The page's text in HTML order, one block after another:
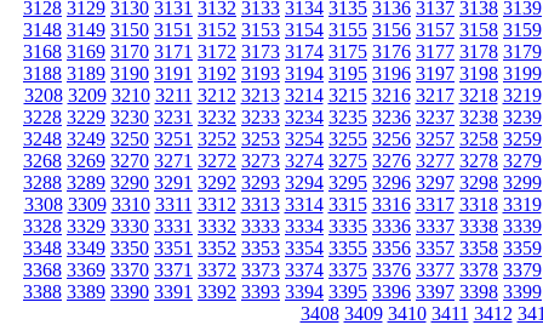
3128 3129 3130 3131 3132 3133 3134 3135 3136 3137 3138 3139
3148 3149 3150 3151 3152 3153 3154 3155 3156 3157 3158 3159
3168 3169 3170 3171 3172 3173 3174 3175 3176 3177 3178 3179
3188 3189 3190 3191 3192 3193 3194 3195 3196 3197 3198 3199
3208 3209 3210 3211 3212 3213 3214 3215 3216 3217 3218 3219
3228 3229 3230 3231 3232 3233 3234 3235 3236 3237 3238 3239
3248 3249 3250 3251 3252 3253 3254 3255 3256 3257 3258 3259
3268 3269 3270 3271 3272 3273 3274 3275 3276 3277 3278 3279
3288 3289 3290 3291 3292 3293 3294 3295 3296 3297 3298 3299
3308 3309 3310 3311 3312 3313 3314 3315 3316 3317 3318 3319
3328 3329 3330 3331 3332 3333 3334 3335 3336 3337 3338 3339
3348 3349 3350 3351 3352 3353 3354 3355 3356 3357 3358 3359
3368 3369 3370 3371 3372 3373 3374 3375 3376 3377 3378 3379
3388 3389 3390 3391 3392 3393 3394 3395 3396 3397 3398 3399
3408 3409 3410 3411 3412